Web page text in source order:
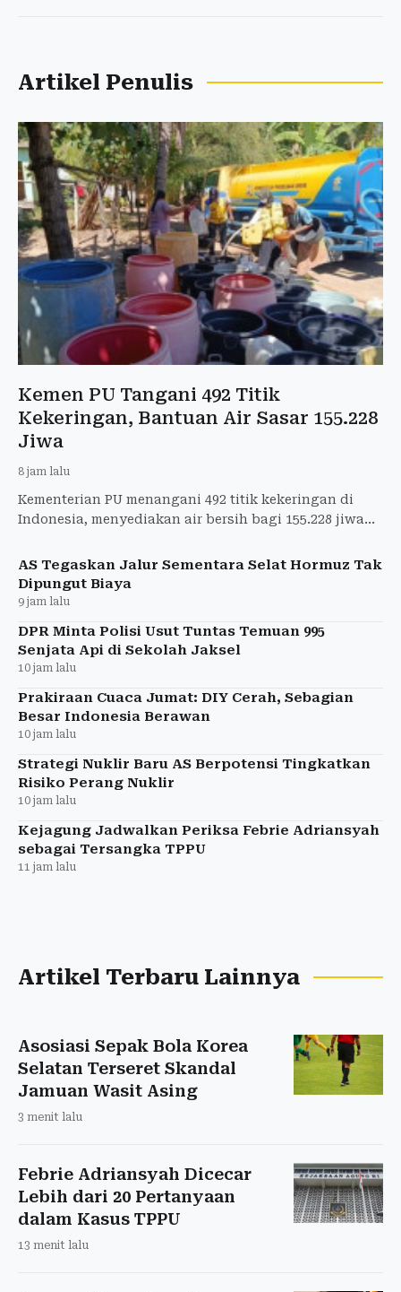
Artikel Penulis
Kemen PU Tangani 492 Titik
Kekeringan, Bantuan Air Sasar 155.228
Jiwa
8 jam lalu
Kementerian PU menangani 492 titik kekeringan di
Indonesia, menyediakan air bersih bagi 155.228 jiwa
AS Tegaskan Jalur Sementara Selat Hormuz Tak
Dipungut Biaya
9 jam lalu
DPR Minta Polisi Usut Tuntas Temuan 995
Senjata Api di Sekolah Jaksel
10 jam lalu
Prakiraan Cuaca Jumat: DIY Cerah, Sebagian
Besar Indonesia Berawan
10 jam lalu
Strategi Nuklir Baru AS Berpotensi Tingkatkan
Risiko Perang Nuklir
10 jam lalu
Kejagung Jadwalkan Periksa Febrie Adriansyah
sebagai Tersangka TPPU
11 jam lalu
Artikel Terbaru Lainnya
Asosiasi Sepak Bola Korea
Selatan Terseret Skandal
Jamuan Wasit Asing
3 menit lalu
Febrie Adriansyah Dicecar
Lebih dari 20 Pertanyaan
dalam Kasus TPPU
13 menit lalu